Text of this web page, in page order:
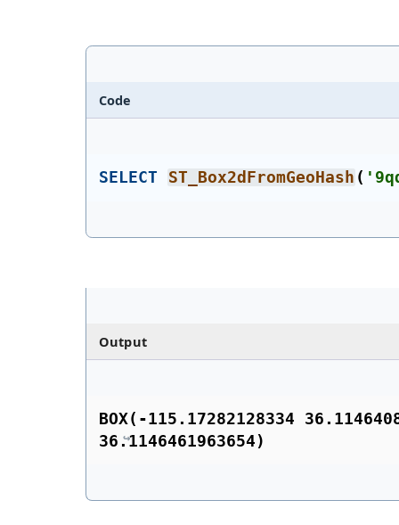
Code
SELECT ST_Box2dFromGeoHash (
Output
BOX(-115.17282128334
36.1146461963654)